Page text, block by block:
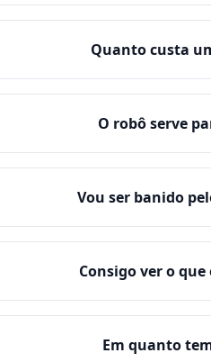
Quanto custa
O robô serve
Vou ser banido
Consigo ver o
Em quanto